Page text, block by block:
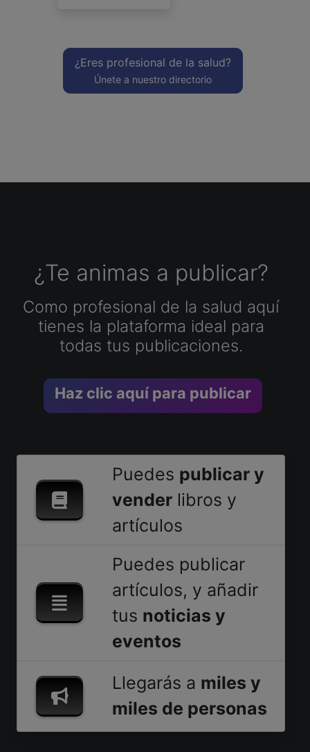
¿Eres profesional de la salud?
Únete a nuestro directorio
¿Te animas a publicar?
Como profesional de la salud aquí
tienes la plataforma ideal para
todas tus publicaciones.
Haz clic aquí para publicar
Puedes publicar y
vender libros y
artículos
Puedes publicar
artículos, y añadir
tus noticias y
eventos
Llegarás a miles y
miles de personas